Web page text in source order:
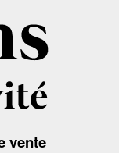
vente